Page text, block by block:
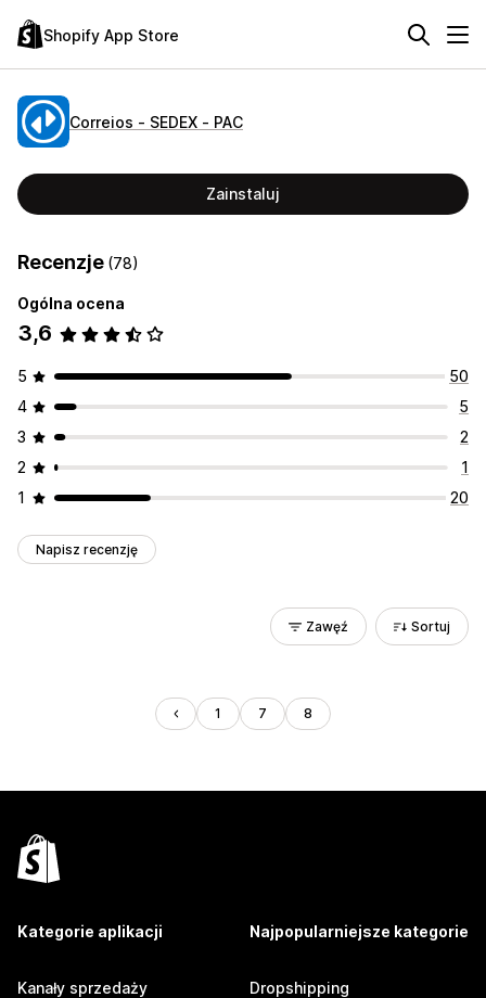
Shopify App Store
Correios ‑ SEDEX ‑ PAC
Zainstaluj
Recenzje (78)
Ogólna ocena
3,6
5
50
4
5
3
2
2
1
1
20
Napisz recenzję
Zawęź Sortuj
1 7 8
Kategorie aplikacji
Kanały sprzedaży
Najpopularniejsze kategorie
Dropshipping